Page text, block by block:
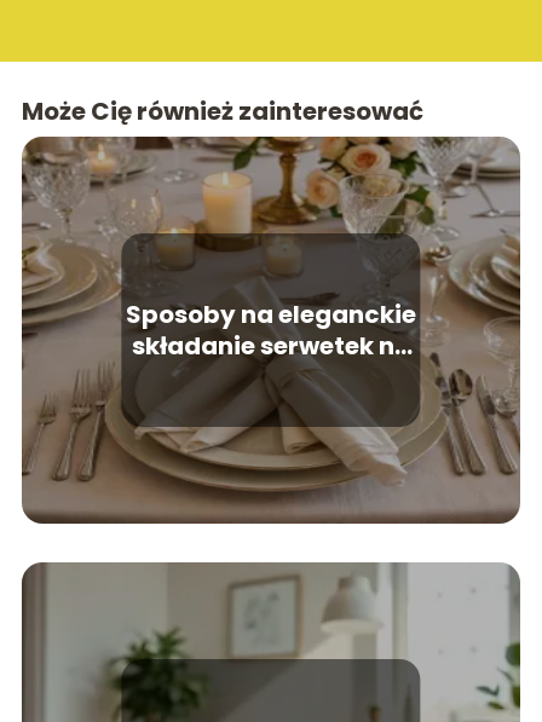
Może Cię również zainteresować
Sposoby na eleganckie
składanie serwetek na
każdą okazję